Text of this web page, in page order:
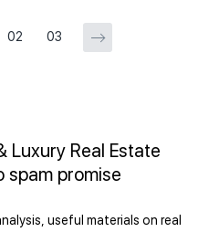
02 03
Luxury Real Estate
spam promise
useful materials on real